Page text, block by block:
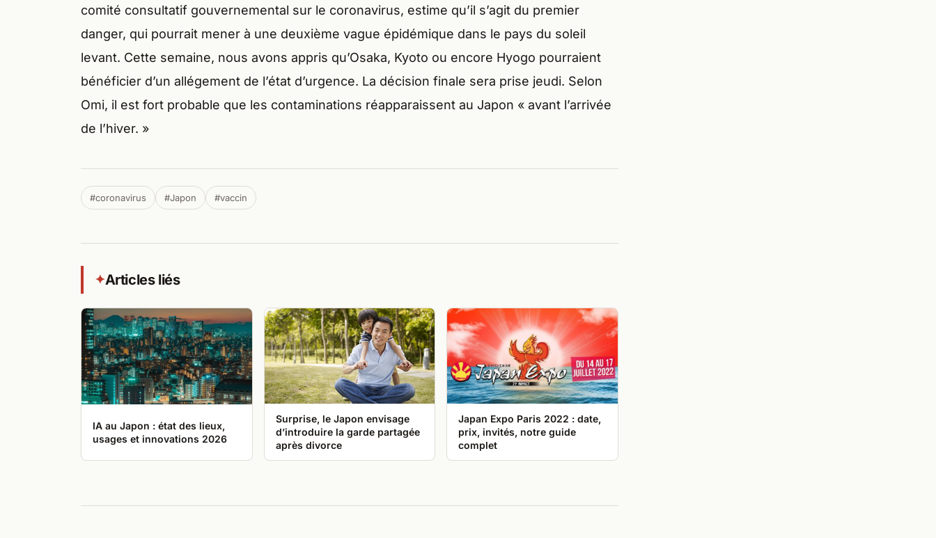
comité consultatif gouvernemental sur le coronavirus, estime qu’il s’agit du premier
danger, qui pourrait mener à une deuxième vague épidémique dans le pays du soleil
levant. Cette semaine, nous avons appris qu’Osaka, Kyoto ou encore Hyogo pourraient
bénéficier d’un allégement de l’état d’urgence. La décision finale sera prise jeudi. Selon
Omi, il est fort probable que les contaminations réapparaissent au Japon « avant l’arrivée
de l’hiver. »
#coronavirus #Japon #vaccin
✦Articles liés
IA au Japon : état des lieux,
usages et innovations 2026
Surprise, le Japon envisage
d’introduire la garde partagée
après divorce
Japan Expo Paris 2022 : date,
prix, invités, notre guide
complet